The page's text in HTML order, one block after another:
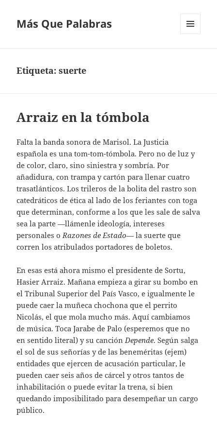
Más Que Palabras
Etiqueta:suerte
Arraiz en la tómbola
Falta la banda sonora de Marisol. La Justicia
española es una tom-tom-tómbola. Pero no de luz y
de color, claro, sino siniestra y sombría. Por
añadidura, con trampa y cartón para llenar cuatro
trasatlánticos. Los trileros de la bolita del rastro son
catedráticos de ética al lado de los feriantes con toga
que determinan, conforme a los que les sale de salva
sea la parte —llámenle ideología, intereses
personales oRazones de Estado— la suerte que
corren los atribulados portadores de boletos.
En esas está ahora mismo el presidente de Sortu,
Hasier Arraiz. Mañana empieza a girar su bombo en
el Tribunal Superior del País Vasco, e igualmente le
puede caer la muñeca chochona que el perrito
Nicolás, el que mola mucho más. Aquí cambiamos
de música. Toca Jarabe de Palo (esperemos que no
en sentido literal) y su canciónDepende. Según salga
el sol de sus señorías y de las beneméritas (ejem)
entidades que ejercen de acusación particular, le
pueden caer seis años de cárcel y otros tantos de
inhabilitación o puede evitar la trena, si bien
quedando imposibilitado para desempeñar un cargo
público.